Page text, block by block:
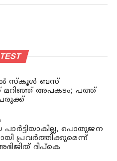
സ്‌കൂള്‍ ബസ്
മറിഞ്ഞ് അപകടം; പത്ത്
പാര്‍ട്ടിയാകില്ല, പൊതുജന
പ്രവർത്തിക്കുമെന്ന്
ദിപ്കെ